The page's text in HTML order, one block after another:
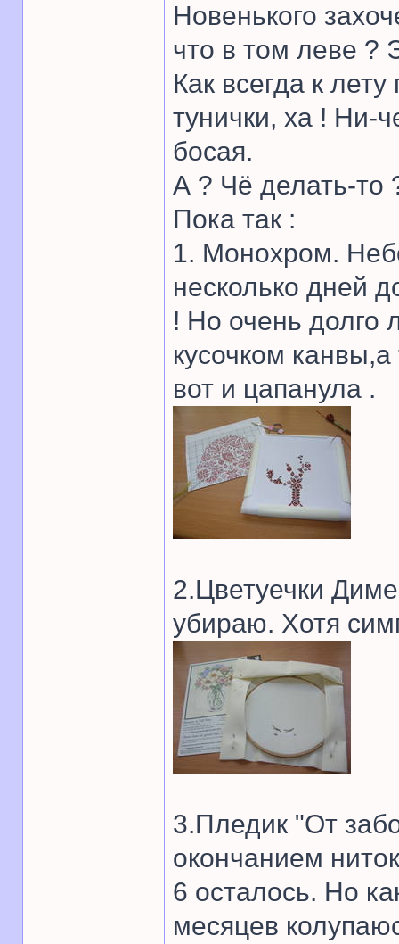
Новенького
что в том леве ?
Как всегда к
тунички, ха ! Ни-
босая.
А ? Чё делать-то
Пока так :
1. Монохром.
несколько дней
! Но очень долго
кусочком
вот и цапанула .
2.Цветуечки
убираю. Хотя
3.Пледик "От
окончанием
6 осталось. Но
месяцев